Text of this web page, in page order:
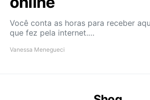
Você conta as horas para receber
que fez pela internet.…
Vanessa Menegueci